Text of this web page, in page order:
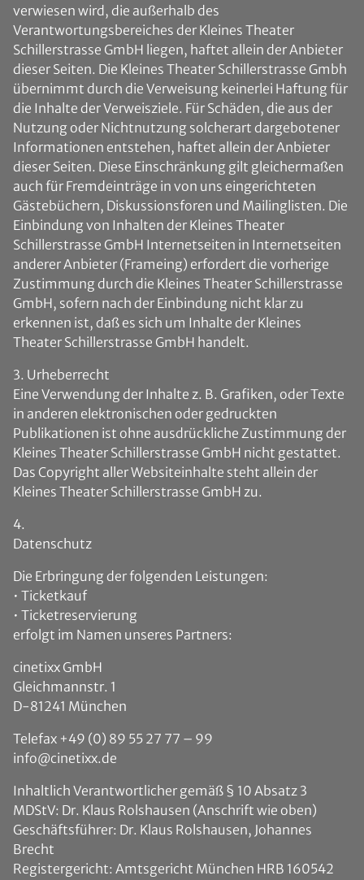
verwiesen wird, die außerhalb des
Verantwortungsbereiches der Kleines Theater
Schillerstrasse GmbH liegen, haftet allein der Anbieter
dieser Seiten. Die Kleines Theater Schillerstrasse Gmbh
übernimmt durch die Verweisung keinerlei Haftung für
die Inhalte der Verweisziele. Für Schäden, die aus der
Nutzung oder Nichtnutzung solcherart dargebotener
Informationen entstehen, haftet allein der Anbieter
dieser Seiten. Diese Einschränkung gilt gleichermaßen
auch für Fremdeinträge in von uns eingerichteten
Gästebüchern, Diskussionsforen und Mailinglisten. Die
Einbindung von Inhalten der Kleines Theater
Schillerstrasse GmbH Internetseiten in Internetseiten
anderer Anbieter (Frameing) erfordert die vorherige
Zustimmung durch die Kleines Theater Schillerstrasse
GmbH, sofern nach der Einbindung nicht klar zu
erkennen ist, daß es sich um Inhalte der Kleines
Theater Schillerstrasse GmbH handelt.
3. Urheberrecht
Eine Verwendung der Inhalte z. B. Grafiken, oder Texte
in anderen elektronischen oder gedruckten
Publikationen ist ohne ausdrückliche Zustimmung der
Kleines Theater Schillerstrasse GmbH nicht gestattet.
Das Copyright aller Websiteinhalte steht allein der
Kleines Theater Schillerstrasse GmbH zu.
4.
Die Erbringung der folgenden Leistungen:
• Ticketkauf
• Ticketreservierung
erfolgt im Namen unseres Partners:
cinetixx GmbH
Gleichmannstr. 1
D-81241 München
Telefax +49 (0) 89 55 27 77 – 99
info@cinetixx.de
Inhaltlich Verantwortlicher gemäß § 10 Absatz 3
MDStV: Dr. Klaus Rolshausen (Anschrift wie oben)
Geschäftsführer: Dr. Klaus Rolshausen, Johannes
Brecht
Registergericht: Amtsgericht München HRB 160542